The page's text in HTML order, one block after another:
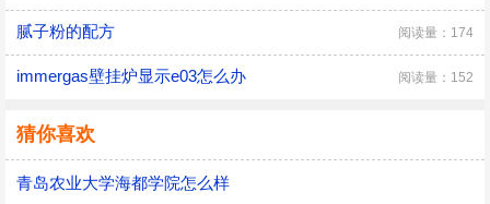
腻子粉的配方 阅读量：174
immergas壁挂炉显示e03怎么办 阅读量：152
猜你喜欢
青岛农业大学海都学院怎么样